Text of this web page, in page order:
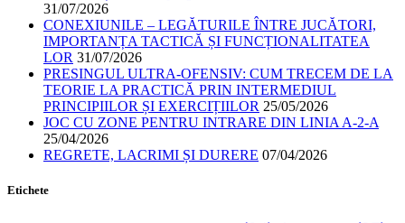
31/07/2026
CONEXIUNILE – LEGĂTURILE ÎNTRE JUCĂTORI,
IMPORTANȚA TACTICĂ ȘI FUNCȚIONALITATEA
LOR 31/07/2026
PRESINGUL ULTRA-OFENSIV: CUM TRECEM DE LA
TEORIE LA PRACTICĂ PRIN INTERMEDIUL
PRINCIPIILOR ȘI EXERCIȚIILOR 25/05/2026
JOC CU ZONE PENTRU INTRARE DIN LINIA A-2-A
25/04/2026
REGRETE, LACRIMI ȘI DURERE 07/04/2026
Etichete